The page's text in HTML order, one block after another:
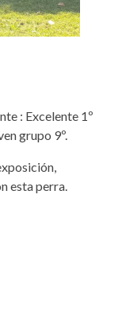
: Excelente 1º
grupo 9º.
esta perra.